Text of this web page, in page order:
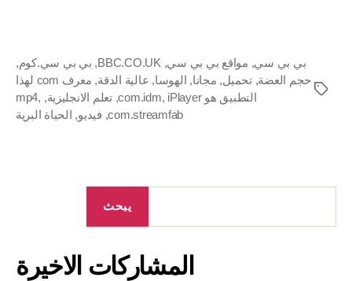
العلامات
بي بي سي,مواقع بي بي سي,
BBC.CO.UK
,بي بي سي.كوم,
حجم العضة ,تحميل ,مجانا, الهوسا,عالية الدقة,
معرف com لهذا
التطبيق هو com.idm
,iPlayer
,تعلم الانجليزية,
mp4,
com.streamfab
,فيديو, الحياة البرية
المشاركات الاخيرة